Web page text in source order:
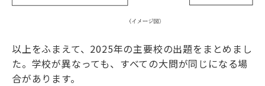
以上をふまえて、2025年の主要校の出題をまとめまし
た。学校が異なっても、すべての大問が同じになる場
合があります。